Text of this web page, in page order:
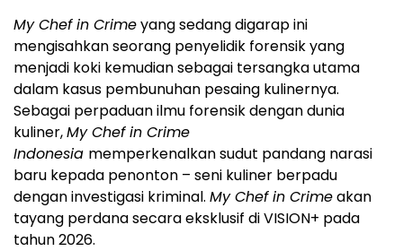
My Chef in Crimeyang sedang digarap ini
mengisahkan seorang penyelidik forensik yang
menjadi koki kemudian sebagai tersangka utama
dalam kasus pembunuhan pesaing kulinernya.
Sebagai perpaduan ilmu forensik dengan dunia
kuliner,My Chef in Crime
Indonesia memperkenalkan sudut pandang narasi
baru kepada penonton – seni kuliner berpadu
dengan investigasi kriminal. My Chef in Crimeakan
tayang perdana secara eksklusif di VISION+ pada
tahun 2026.